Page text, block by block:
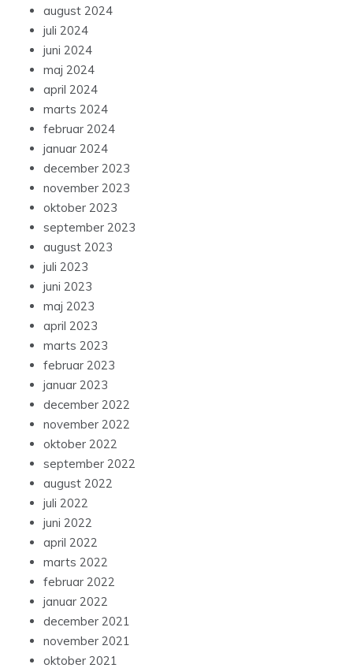
august 2024
juli 2024
juni 2024
maj 2024
april 2024
marts 2024
februar 2024
januar 2024
december 2023
november 2023
oktober 2023
september 2023
august 2023
juli 2023
juni 2023
maj 2023
april 2023
marts 2023
februar 2023
januar 2023
december 2022
november 2022
oktober 2022
september 2022
august 2022
juli 2022
juni 2022
april 2022
marts 2022
februar 2022
januar 2022
december 2021
november 2021
oktober 2021